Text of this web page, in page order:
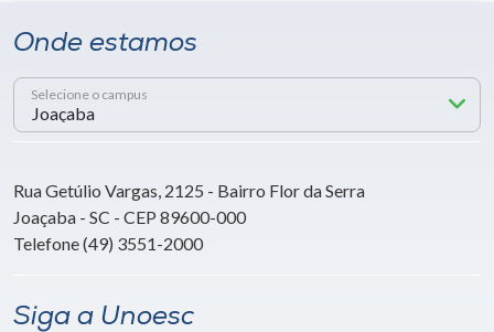
Onde estamos
Selecione o campus
Rua Getúlio Vargas, 2125 - Bairro Flor da Serra
Joaçaba - SC - CEP 89600-000
Telefone (49) 3551-2000
Siga a Unoesc